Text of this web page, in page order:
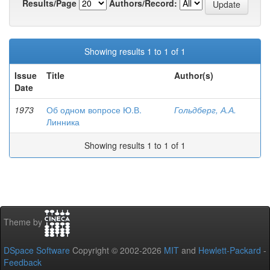
Results/Page
Authors/Record:
Showing results 1 to 1 of 1
Issue
Date
Title Author(s)
1973
Об одном вопросе Ю.В.
Линника
Гольдберг, А.А.
Showing results 1 to 1 of 1
Theme by
DSpace Software Copyright © 2002-2026 MIT and Hewlett-Packard -
Feedback